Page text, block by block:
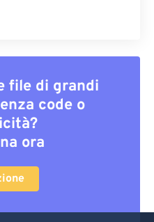
file di grandi
code o
ora